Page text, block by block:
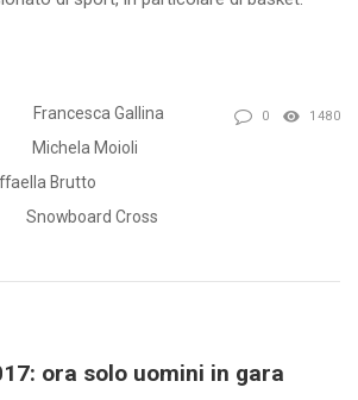
Francesca Gallina
Michela Moioli
Brutto
Snowboard Cross
0 1480
ora solo uomini in gara